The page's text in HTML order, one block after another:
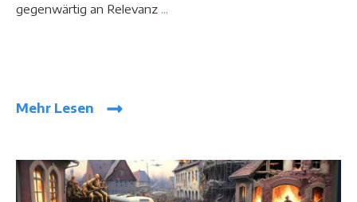
gegenwärtig an Relevanz ...
Mehr Lesen